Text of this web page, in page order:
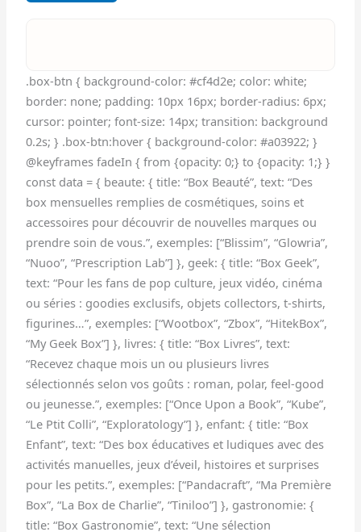
.box-btn { background-color: #cf4d2e; color: white;
border: none; padding: 10px 16px; border-radius: 6px;
cursor: pointer; font-size: 14px; transition: background
0.2s; } .box-btn:hover { background-color: #a03922; }
@keyframes fadeIn { from {opacity: 0;} to {opacity: 1;} }
const data = { beaute: { title: “Box Beauté”, text: “Des
box mensuelles remplies de cosmétiques, soins et
accessoires pour découvrir de nouvelles marques ou
prendre soin de vous.”, exemples: [“Blissim”, “Glowria”,
“Nuoo”, “Prescription Lab”] }, geek: { title: “Box Geek”,
text: “Pour les fans de pop culture, jeux vidéo, cinéma
ou séries : goodies exclusifs, objets collectors, t-shirts,
figurines…”, exemples: [“Wootbox”, “Zbox”, “HitekBox”,
“My Geek Box”] }, livres: { title: “Box Livres”, text:
“Recevez chaque mois un ou plusieurs livres
sélectionnés selon vos goûts : roman, polar, feel-good
ou jeunesse.”, exemples: [“Once Upon a Book”, “Kube”,
“Le Ptit Colli”, “Exploratology”] }, enfant: { title: “Box
Enfant”, text: “Des box éducatives et ludiques avec des
activités manuelles, jeux d’éveil, histoires et surprises
pour les petits.”, exemples: [“Pandacraft”, “Ma Première
Box”, “La Box de Charlie”, “Tiniloo”] }, gastronomie: {
title: “Box Gastronomie”, text: “Une sélection